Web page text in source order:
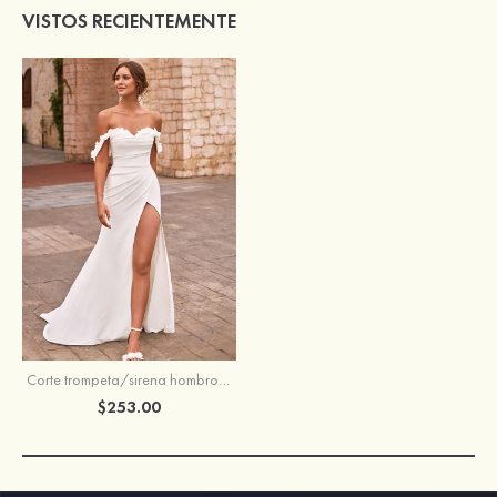
VISTOS RECIENTEMENTE
Corte trompeta/sirena hombros descubiertos crepé elástico cola de corte vestido de novia
$253.00